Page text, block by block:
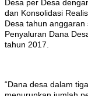
Desa per Desa
dan Konsolidasi
Desa tahun
Penyaluran Dana
tahun 2017.
“Dana desa dalam